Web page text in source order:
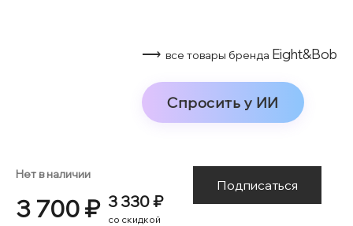
⟶ все товары бренда Eight&Bob
Спросить у ИИ
Нет в наличии
3 700 ₽ 3 330 ₽
со скидкой
Подписаться